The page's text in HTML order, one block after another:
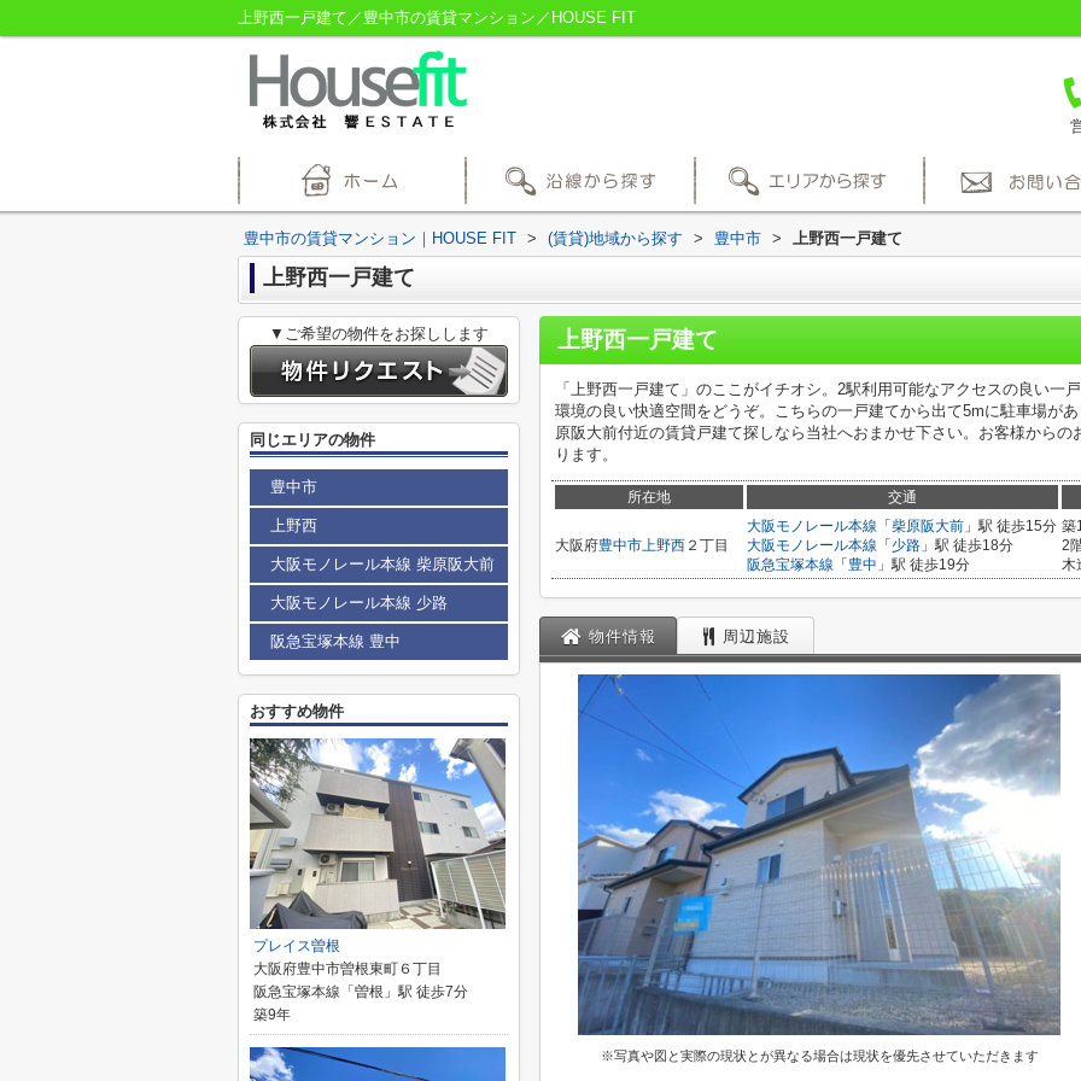
上野西一戸建て／豊中市の賃貸マンション／HOUSE FIT
豊中市の賃貸マンション｜HOUSE FIT > (賃貸)地域から探す > 豊中市 > 上野西一戸建て
上野西一戸建て
上野西一戸建て
「上野西一戸建て」のここがイチオシ。2駅利用可能なアクセスの良い一
環境の良い快適空間をどうぞ。こちらの一戸建てから出て5mに駐車場が
原阪大前付近の賃貸戸建て探しなら当社へおまかせ下さい。お客様から
ります。
所在地 交通
大阪府豊中市上野西 ２丁目
大阪モノレール本線 「 柴原阪大前 」駅 徒歩15分
大阪モノレール本線 「 少路 」駅 徒歩18分
阪急宝塚本線 「 豊中 」駅 徒歩19分
築
2
木
物件情報 周辺施設
※写真や図と実際の現状とが異なる場合は現状を優先させていただきます
▼ご希望の物件をお探しします
同じエリアの物件
豊中市
上野西
大阪モノレール本線 柴原阪大前
大阪モノレール本線 少路
阪急宝塚本線 豊中
おすすめ物件
プレイス曽根
大阪府豊中市曽根東町６丁目
阪急宝塚本線「曽根」駅 徒歩7分
築9年